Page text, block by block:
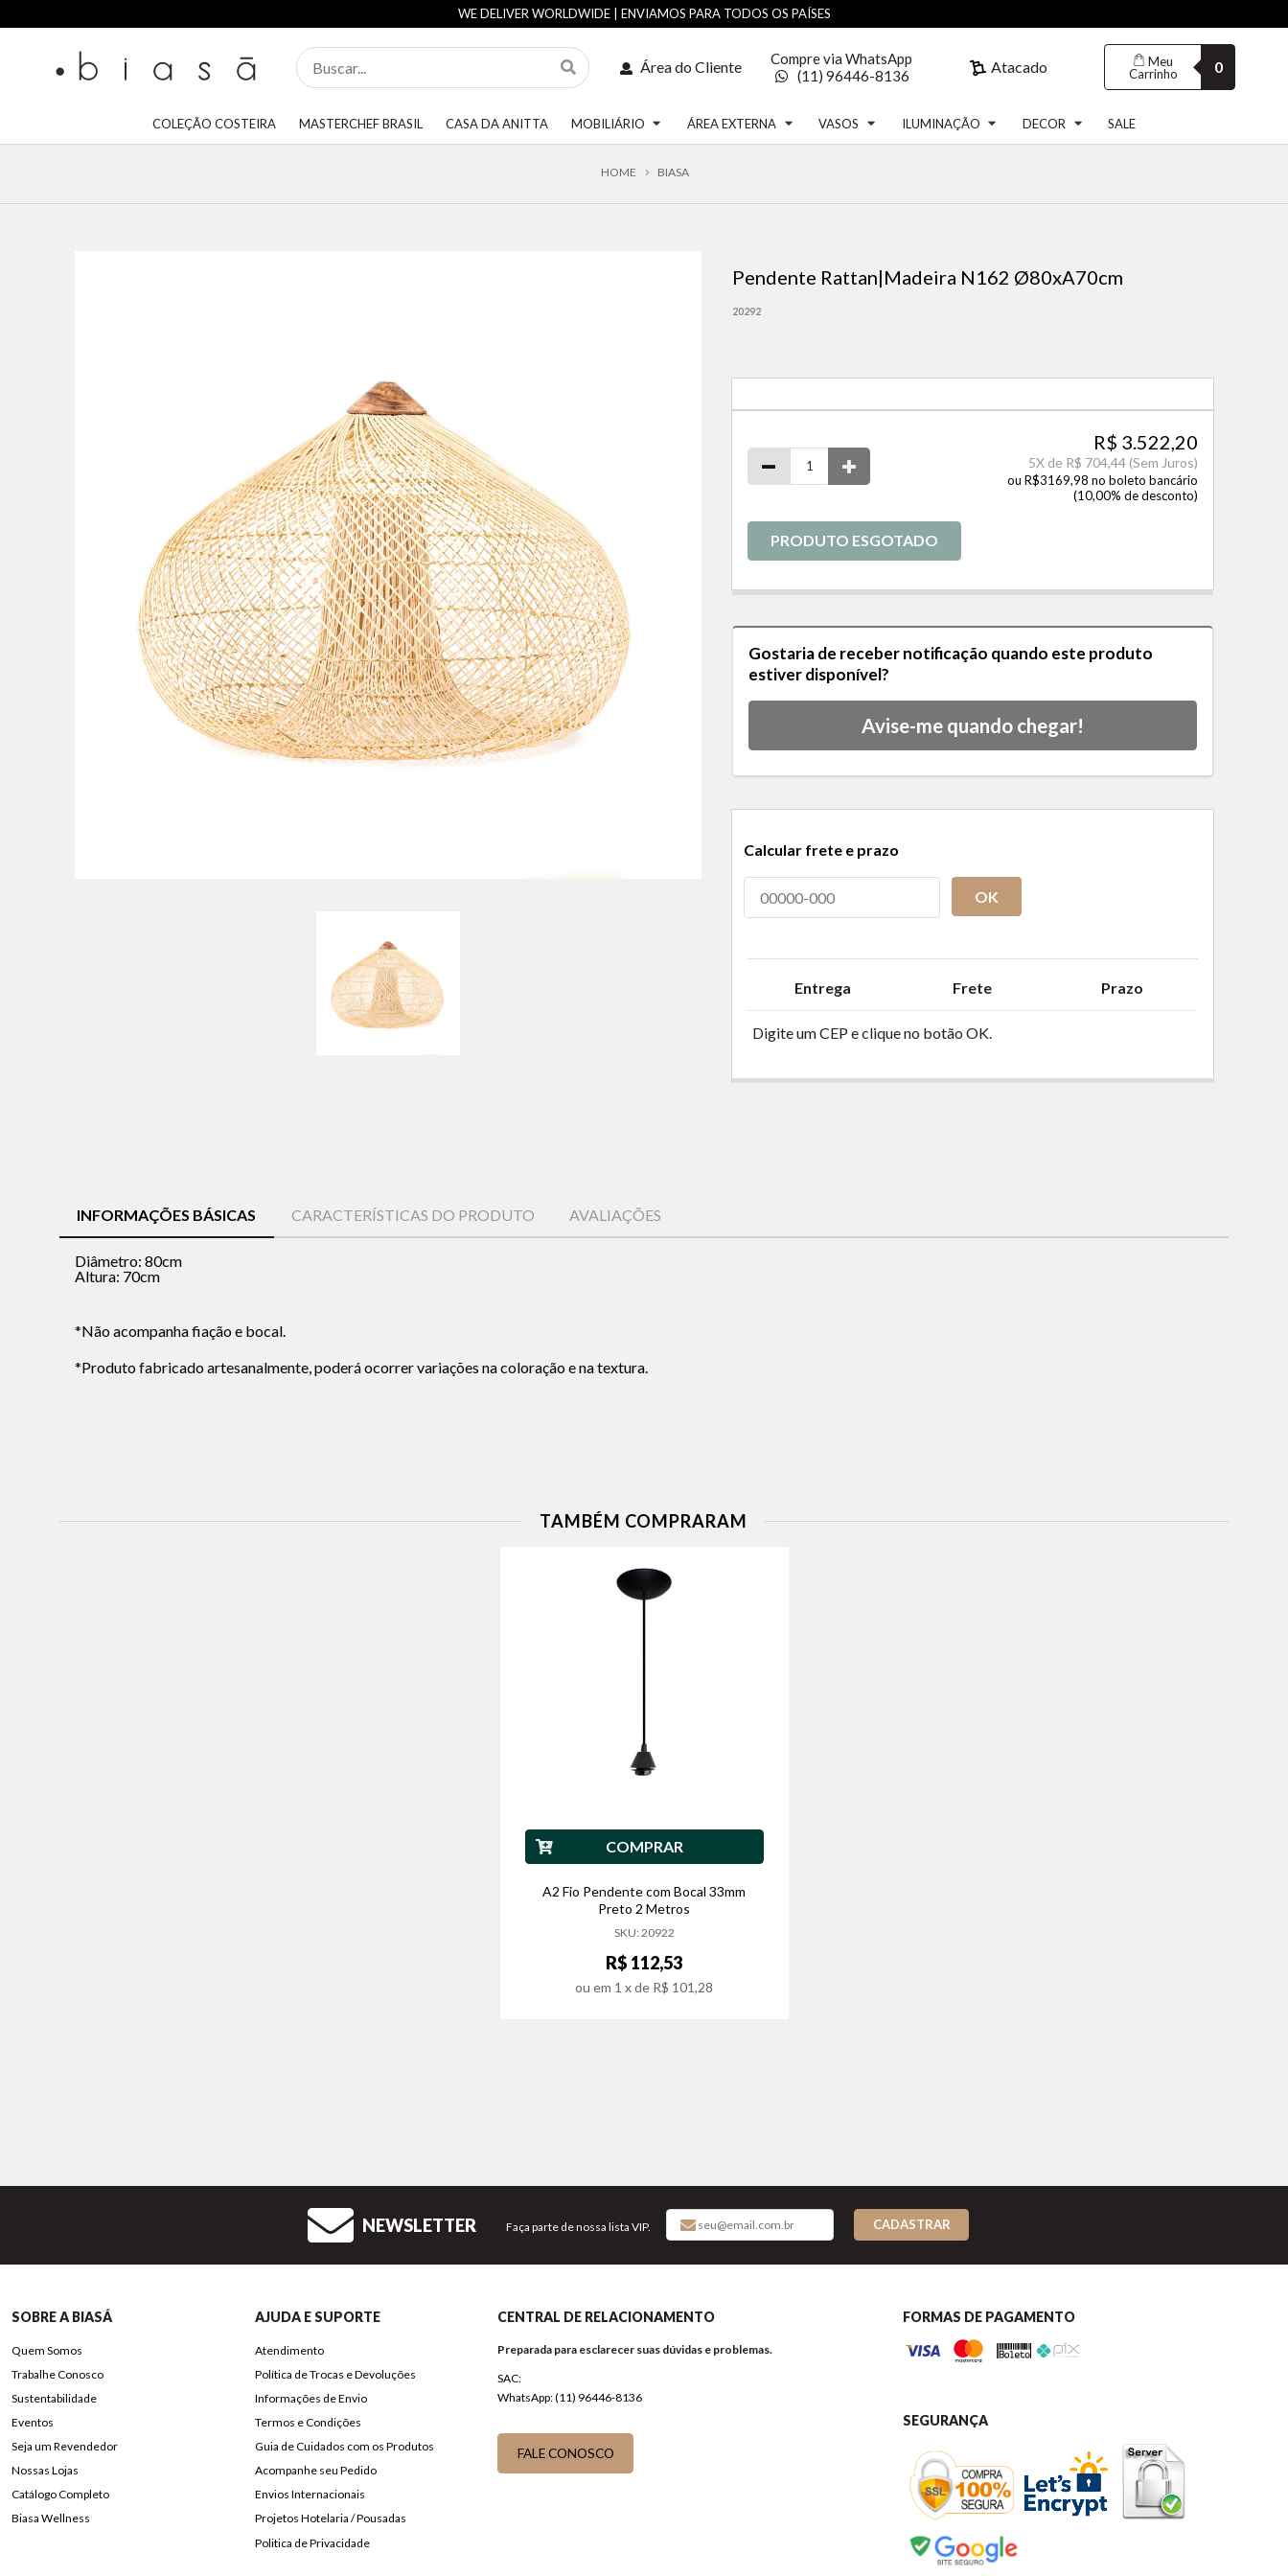
WE DELIVER WORLDWIDE | ENVIAMOS PARA TODOS OS PAÍSES
Área do Cliente
Compre via WhatsApp
(11) 96446-8136
Atacado
Meu
Carrinho
0
COLEÇÃO COSTEIRA MASTERCHEF BRASIL CASA DA ANITTA MOBILIÁRIO ÁREA EXTERNA VASOS ILUMINAÇÃO DECOR SALE
HOME BIASA
Pendente Rattan|Madeira N162 Ø80xA70cm
20292
R$ 3.522,20
5X de R$ 704,44 (Sem Juros)
ou R$3169,98 no boleto bancário
(10,00% de desconto)
PRODUTO ESGOTADO
Gostaria de receber notificação quando este produto
estiver disponível?
Avise-me quando chegar!
Calcular frete e prazo
OK
Entrega Frete Prazo
Digite um CEP e clique no botão OK.
INFORMAÇÕES BÁSICAS CARACTERÍSTICAS DO PRODUTO AVALIAÇÕES
Diâmetro: 80cm
Altura: 70cm
*Não acompanha fiação e bocal.
*Produto fabricado artesanalmente, poderá ocorrer variações na coloração e na textura.
TAMBÉM COMPRARAM
COMPRAR
A2 Fio Pendente com Bocal 33mm
Preto 2 Metros
SKU: 20922
R$ 112,53
ou em 1 x de R$ 101,28
NEWSLETTER Faça parte de nossa lista VIP. CADASTRAR
SOBRE A BIASÁ
Quem Somos
Trabalhe Conosco
Sustentabilidade
Eventos
Seja um Revendedor
Nossas Lojas
Catálogo Completo
Biasa Wellness
AJUDA E SUPORTE
Atendimento
Política de Trocas e Devoluções
Informações de Envio
Termos e Condições
Guia de Cuidados com os Produtos
Acompanhe seu Pedido
Envios Internacionais
Projetos Hotelaria / Pousadas
Politica de Privacidade
CENTRAL DE RELACIONAMENTO
Preparada para esclarecer suas dúvidas e problemas.
SAC:
WhatsApp: (11) 96446-8136
FALE CONOSCO
FORMAS DE PAGAMENTO
SEGURANÇA